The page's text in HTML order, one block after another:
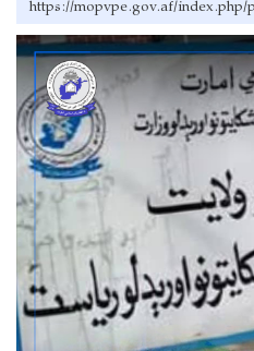
https://mopvpe.gov.af/index.php/